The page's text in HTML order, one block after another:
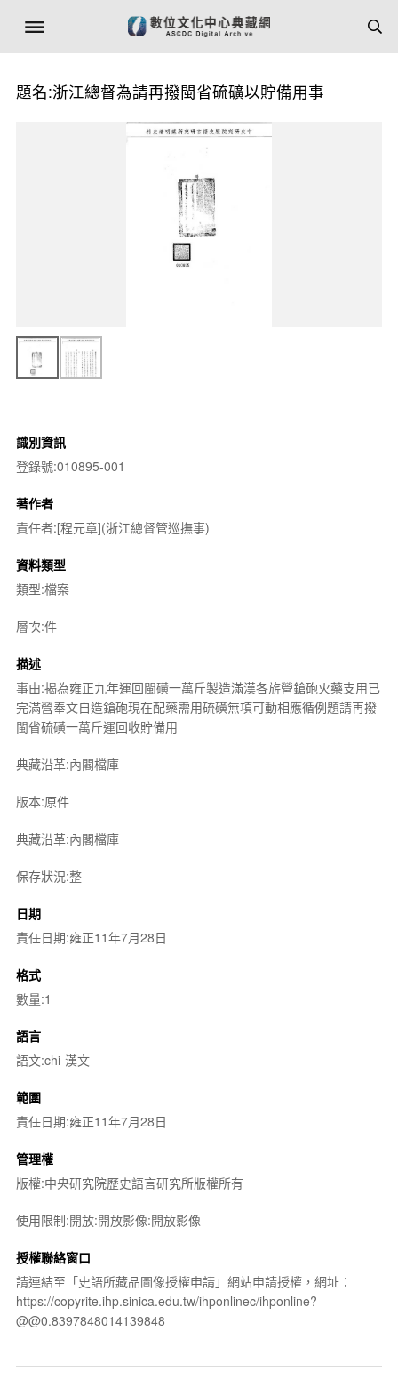
題名:浙江總督為請再撥閩省硫礦以貯備用事
識別資訊
登錄號:010895-001
著作者
責任者:[程元章](浙江總督管巡撫事)
資料類型
類型:檔案
層次:件
描述
事由:揭為雍正九年運回閩磺一萬斤製造滿漢各旂營鎗砲火藥支用已
完滿營奉文自造鎗砲現在配藥需用硫磺無項可動相應循例題請再撥
閩省硫磺一萬斤運回收貯備用
典藏沿革:內閣檔庫
版本:原件
典藏沿革:內閣檔庫
保存狀況:整
日期
責任日期:雍正11年7月28日
格式
數量:1
語言
語文:chi-漢文
範圍
責任日期:雍正11年7月28日
管理權
版權:中央研究院歷史語言研究所版權所有
使用限制:開放:開放影像:開放影像
授權聯絡窗口
請連結至「史語所藏品圖像授權申請」網站申請授權，網址：
https://copyrite.ihp.sinica.edu.tw/ihponlinec/ihponline?
@@0.8397848014139848